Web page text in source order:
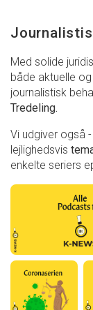
Med solide
både aktuelle
journalistisk
Tredeling.
Vi udgiver også
lejlighedsvis
enkelte seriers